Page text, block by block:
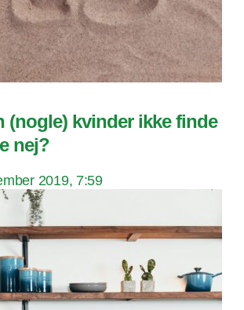
(nogle) kvinder ikke finde
nej?
2019, 7:59